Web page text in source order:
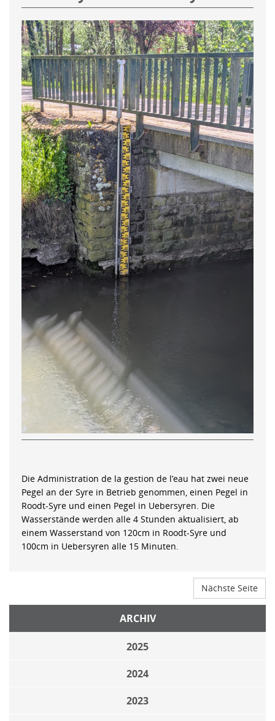
Die Administration de la gestion de l’eau hat zwei neue
Pegel an der Syre in Betrieb genommen, einen Pegel in
Roodt-Syre und einen Pegel in Uebersyren. Die
Wasserstände werden alle 4 Stunden aktualisiert, ab
einem Wasserstand von 120cm in Roodt-Syre und
100cm in Uebersyren alle 15 Minuten.
Nächste Seite
ARCHIV
2025
2024
2023